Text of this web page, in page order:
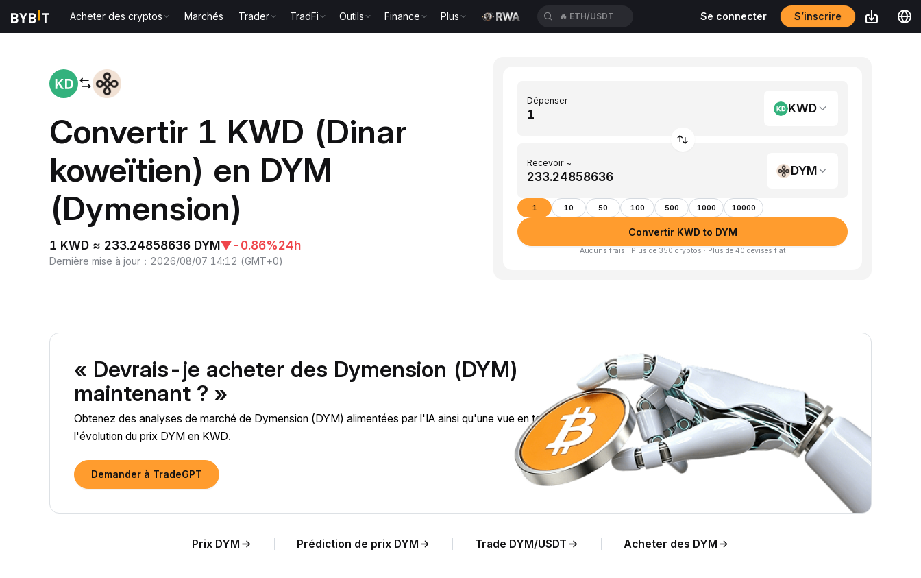
Acheter des cryptos Marchés Trader TradFi Outils Finance Plus 🔥 ETH/USDT Se connecter S’inscrire
Convertir 1 KWD (Dinar
koweïtien) en DYM
(Dymension)
1 KWD ≈ 233.24858636 DYM▼-0.86%24h
Dernière mise à jour ： 2026/08/07 14:12 (GMT+0)
Dépenser
KWD
Recevoir ~
DYM
1 10 50 100 500 1000 10000
Convertir KWD to DYM
Aucuns frais · Plus de 350 cryptos · Plus de 40 devises fiat
« Devrais-je acheter des Dymension (DYM)
maintenant ? »
Obtenez des analyses de marché de Dymension (DYM) alimentées par l'IA ainsi qu'une vue en temps réel de
l'évolution du prix DYM en KWD.
Demander à TradeGPT
Prix DYM Prédiction de prix DYM Trade DYM/USDT Acheter des DYM